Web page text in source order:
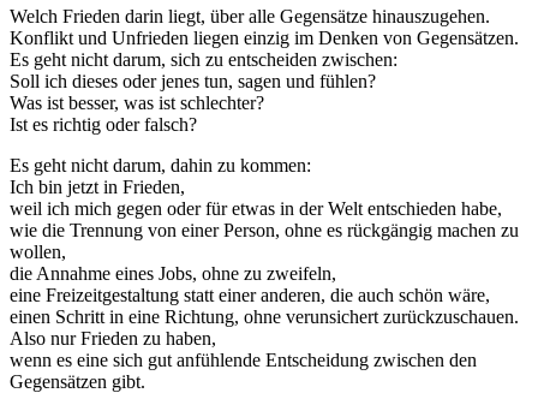
Welch Frieden darin liegt, über alle Gegensätze hinauszugehen.
Konflikt und Unfrieden liegen einzig im Denken von Gegensätzen.
Es geht nicht darum, sich zu entscheiden zwischen:
Soll ich dieses oder jenes tun, sagen und fühlen?
Was ist besser, was ist schlechter?
Ist es richtig oder falsch?
Es geht nicht darum, dahin zu kommen:
Ich bin jetzt in Frieden,
weil ich mich gegen oder für etwas in der Welt entschieden habe,
wie die Trennung von einer Person, ohne es rückgängig machen zu
wollen,
die Annahme eines Jobs, ohne zu zweifeln,
eine Freizeitgestaltung statt einer anderen, die auch schön wäre,
einen Schritt in eine Richtung, ohne verunsichert zurückzuschauen.
Also nur Frieden zu haben,
wenn es eine sich gut anfühlende Entscheidung zwischen den
Gegensätzen gibt.